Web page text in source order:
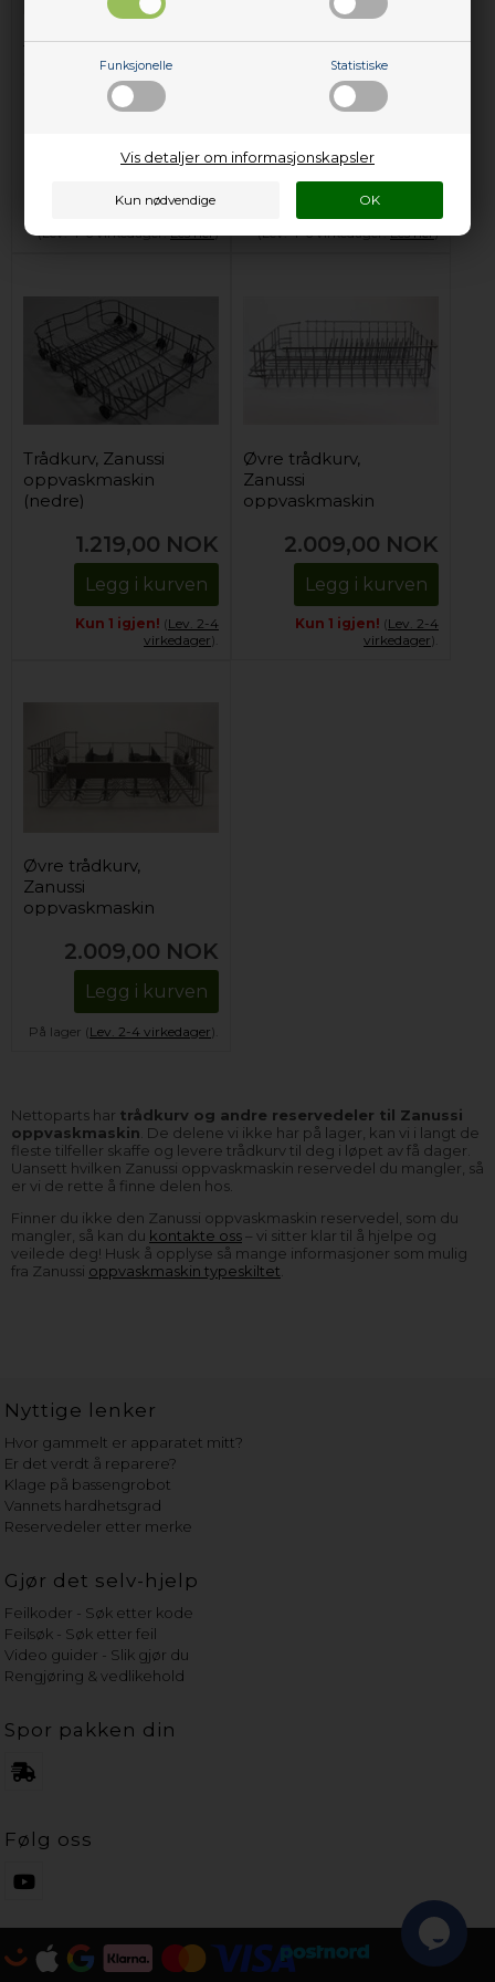
Funksjonelle Statistiske
Vis detaljer om informasjonskapsler
Trådkurv, Zanussi
oppvaskmaskin
(Lev. 4-6 virkedager.Les her)
oppvaskmaskin
Legg i kurven
Forhåndsbestill
(Lev. 4-6 virkedager.Les her)
Trådkurv, Zanussi
oppvaskmaskin
(nedre)
1.219,00 NOK
Legg i kurven
Kun 1 igjen! (Lev. 2-4
virkedager).
Øvre trådkurv,
Zanussi
oppvaskmaskin
2.009,00 NOK
Legg i kurven
Kun 1 igjen! (Lev. 2-4
virkedager).
Øvre trådkurv,
Zanussi
oppvaskmaskin
2.009,00 NOK
Legg i kurven
På lager (Lev. 2-4 virkedager).
Nettoparts har trådkurv og andre reservedeler til Zanussi
oppvaskmaskin. De delene vi ikke har på lager, kan vi i langt de
fleste tilfeller skaffe og levere trådkurv til deg i løpet av få dager.
Uansett hvilken Zanussi oppvaskmaskin reservedel du mangler, så
er vi de rette å finne delen hos.
Finner du ikke den Zanussi oppvaskmaskin reservedel, som du
mangler, så kan du kontakte oss– vi sitter klar til å hjelpe og
veilede deg! Husk å opplyse så mange informasjoner som mulig
fra Zanussi oppvaskmaskin typeskiltet.
Nyttige lenker
Hvor gammelt er apparatet mitt?
Er det verdt å reparere?
Klage på bassengrobot
Vannets hardhetsgrad
Reservedeler etter merke
Gjør det selv-hjelp
Feilkoder - Søk etter kode
Feilsøk - Søk etter feil
Video guider - Slik gjør du
Rengjøring & vedlikehold
Spor pakken din
Følg oss